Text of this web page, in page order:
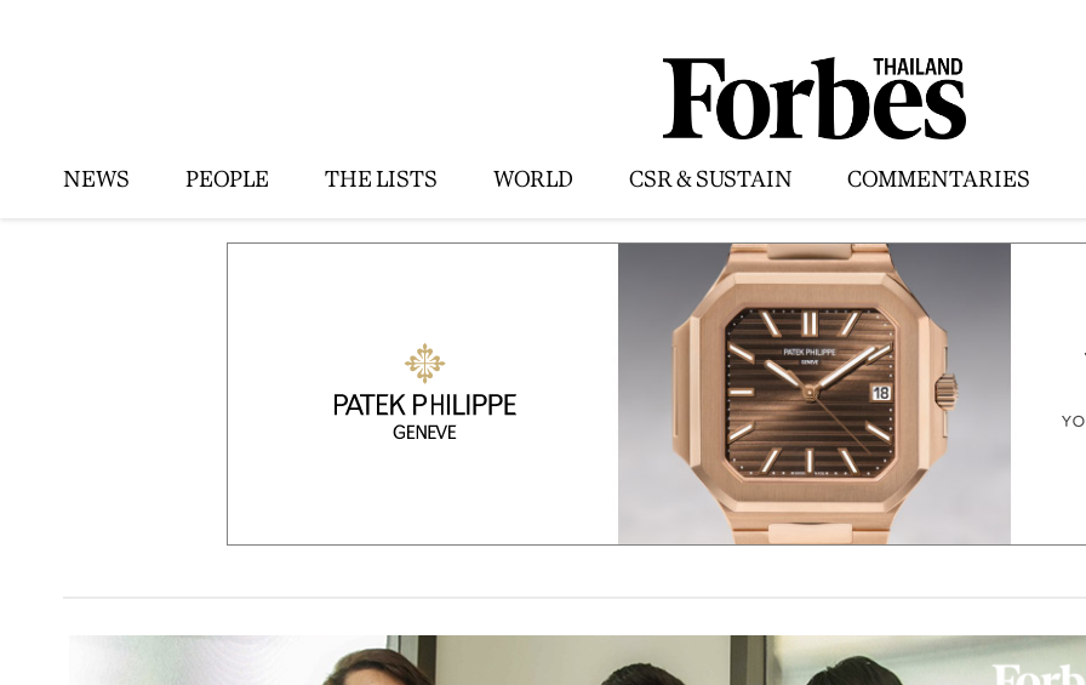
NEWS PEOPLE THE LISTS WORLD CSR & SUSTAIN COMMENTARIES